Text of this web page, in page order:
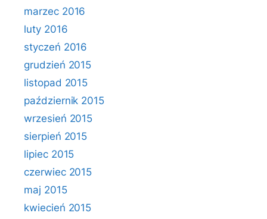
marzec 2016
luty 2016
styczeń 2016
grudzień 2015
listopad 2015
październik 2015
wrzesień 2015
sierpień 2015
lipiec 2015
czerwiec 2015
maj 2015
kwiecień 2015